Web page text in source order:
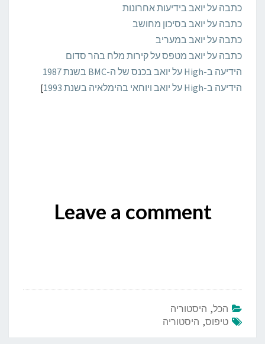
כתבה על יואב בידיעות אחרונות
כתבה על יואב בסיכון מחושב
כתבה על יואב במעריב
כתבה על יואב מטפס על קירות מלח בהר סדום
הידיעה ב-High על יואב בכנס של ה-BMC בשנת 1987
הידיעה ב-High על יואב ויוחאי בהימלאיה בשנת 1993
]
Leave a comment
הכל, היסטוריה
טיפוס, היסטוריה